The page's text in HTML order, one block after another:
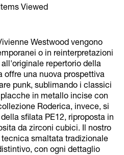
Viewed
Westwood vengono
o in reinterpretazioni
repertorio della
offre una nuova prospettiva
punk, sublimando i classici
in metallo incise con
Roderica, invece, si
sfilata PE12, riproposta in
da zirconi cubici. Il nostro
smaltata tradizionale
con ogni dettaglio